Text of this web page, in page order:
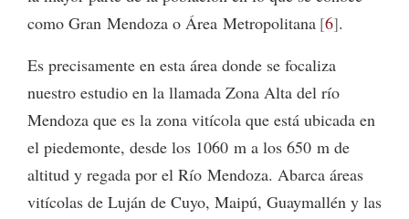
como Gran Mendoza o Área Metropolitana 6 .
Es precisamente en esta área donde se focaliza
nuestro estudio en la llamada Zona Alta del río
Mendoza que es la zona vitícola que está ubicada en
el piedemonte, desde los 1060 m a los 650 m de
altitud y regada por el Río Mendoza. Abarca áreas
vitícolas de Luján de Cuyo, Maipú, Guaymallén y las